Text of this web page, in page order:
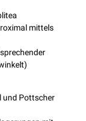
mittels
und Pottscher